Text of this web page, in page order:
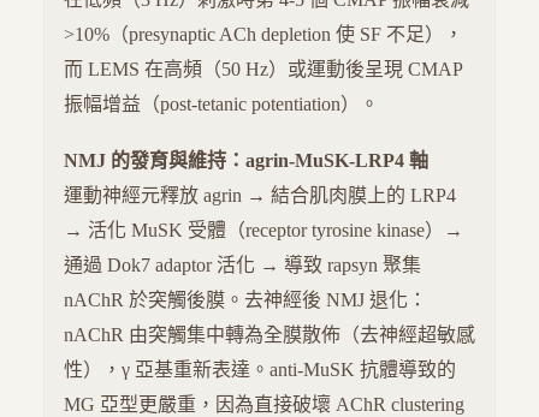
>10%（presynaptic ACh depletion 使 SF 不足），
而 LEMS 在高頻（50 Hz）或運動後呈現 CMAP
振幅增益（post-tetanic potentiation）。
NMJ 的發育與維持：agrin-MuSK-LRP4 軸
運動神經元釋放 agrin → 結合肌肉膜上的 LRP4
→ 活化 MuSK 受體（receptor tyrosine kinase）→
通過 Dok7 adaptor 活化 → 導致 rapsyn 聚集
nAChR 於突觸後膜。去神經後 NMJ 退化：
nAChR 由突觸集中轉為全膜散佈（去神經超敏感
性），γ 亞基重新表達。anti-MuSK 抗體導致的
MG 亞型更嚴重，因為直接破壞 AChR clustering